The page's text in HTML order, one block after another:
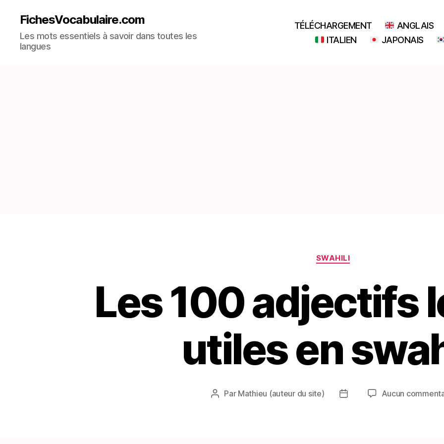
FichesVocabulaire.com
Les mots essentiels à savoir dans toutes les
langues
TÉLÉCHARGEMENT ANGLAIS
ITALIEN
JAPONAIS
Catégories
SWAHILI
Les 100 adjectifs
utiles en
Auteur
Par Mathieu (auteur du site)
Date
Aucun